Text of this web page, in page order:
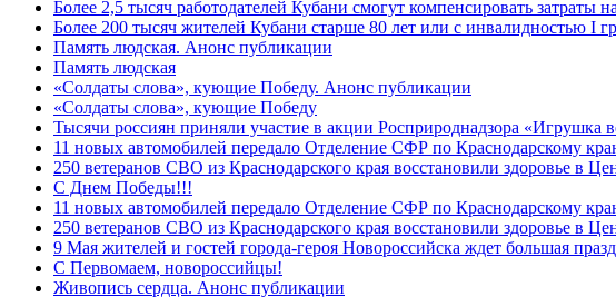
Более 2,5 тысяч работодателей Кубани смогут компенсировать затраты
Более 200 тысяч жителей Кубани старше 80 лет или с инвалидностью I
Память людская. Анонс публикации
Память людская
«Солдаты слова», кующие Победу. Анонс публикации
«Солдаты слова», кующие Победу
Тысячи россиян приняли участие в акции Росприроднадзора «Игрушка
11 новых автомобилей передало Отделение СФР по Краснодарскому
250 ветеранов СВО из Краснодарского края восстановили здоровье в
С Днем Победы!!!
11 новых автомобилей передало Отделение СФР по Краснодарскому
250 ветеранов СВО из Краснодарского края восстановили здоровье в
9 Мая жителей и гостей города-героя Новороссийска ждет большая
C Первомаем, новороссийцы!
Живопись сердца. Анонс публикации